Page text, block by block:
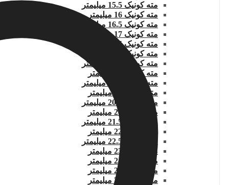
مته کونیک 15.5 میلیمتر
مته کونیک 16 میلیمتر
مته کونیک 16.5 میلیمتر
مته کونیک 17 میلیمتر
مته کونیک 17.5 میلیمتر
مته کونیک 18 میلیمتر
مته کونیک 18.5 میلیمتر
مته کونیک 19 میلیمتر
مته کونیک 19.5 میلیمتر
مته کونیک 20 میلیمتر
مته کونیک 20.5 میلیمتر
مته کونیک 21 میلیمتر
مته کونیک 21.5 میلیمتر
مته کونیک 22.5 میلیمتر
مته کونیک 23 میلیمتر
مته کونیک 24 میلیمتر
مته کونیک 25 میلیمتر
مته کونیک 26 میلیمتر